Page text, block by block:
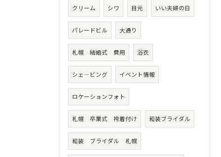
クリーム シワ 目元 いい夫婦の日
パレードビル 大通り
札幌 結婚式 費用 浴衣
シェ―ビング イベント情報
ロケーションフォト
札幌 卒業式 袴着付け 和装ブライダル
和装 ブライダル 札幌